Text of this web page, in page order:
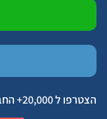
הצטרפו ל 20,000+ החברים בקבוצת הפייסבוק שלנו ״מטפלים בהורים